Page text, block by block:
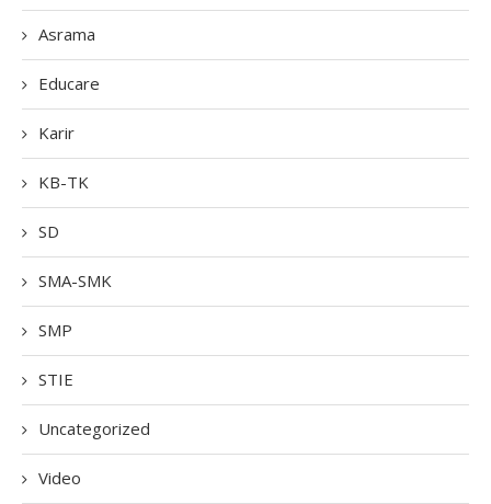
Asrama
Educare
Karir
KB-TK
SD
SMA-SMK
SMP
STIE
Uncategorized
Video